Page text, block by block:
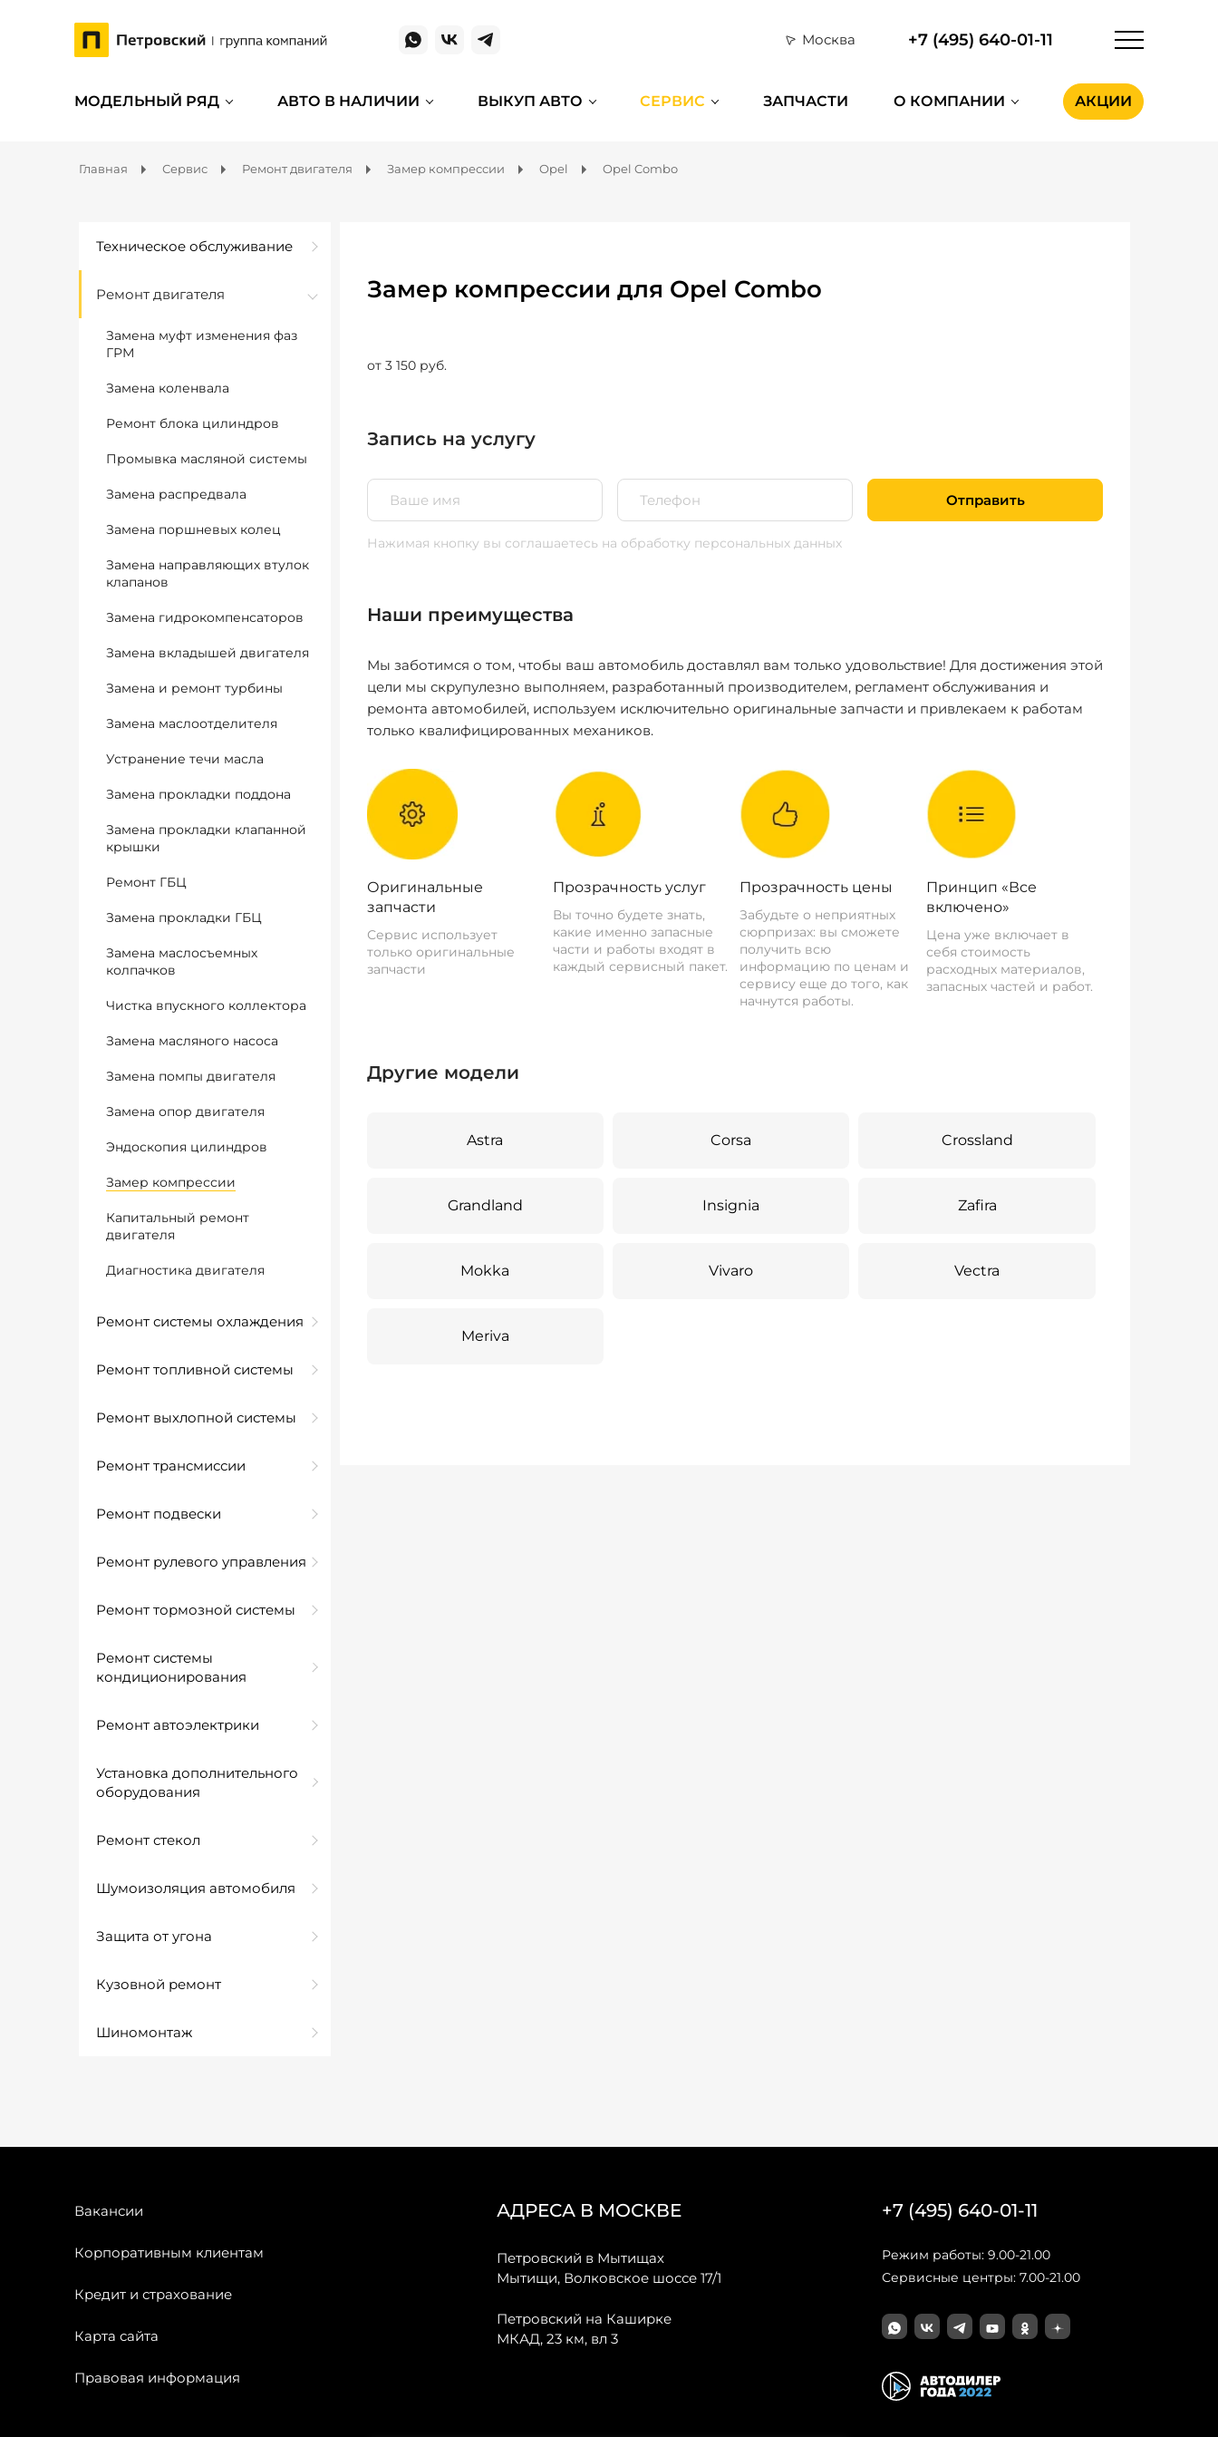
Москва +7 (495) 640-01-11
МОДЕЛЬНЫЙ РЯД АВТО В НАЛИЧИИ ВЫКУП АВТО СЕРВИС ЗАПЧАСТИ О КОМПАНИИ АКЦИИ
Главная Сервис Ремонт двигателя Замер компрессии Opel Opel Combo
Техническое обслуживание
Ремонт двигателя
Замена муфт изменения фаз
ГРМ
Замена коленвала
Ремонт блока цилиндров
Промывка масляной системы
Замена распредвала
Замена поршневых колец
Замена направляющих втулок
клапанов
Замена гидрокомпенсаторов
Замена вкладышей двигателя
Замена и ремонт турбины
Замена маслоотделителя
Устранение течи масла
Замена прокладки поддона
Замена прокладки клапанной
крышки
Ремонт ГБЦ
Замена прокладки ГБЦ
Замена маслосъемных
колпачков
Чистка впускного коллектора
Замена масляного насоса
Замена помпы двигателя
Замена опор двигателя
Эндоскопия цилиндров
Замер компрессии
Капитальный ремонт
двигателя
Диагностика двигателя
Ремонт системы охлаждения
Ремонт топливной системы
Ремонт выхлопной системы
Ремонт трансмиссии
Ремонт подвески
Ремонт рулевого управления
Ремонт тормозной системы
Ремонт системы
кондиционирования
Ремонт автоэлектрики
Установка дополнительного
оборудования
Ремонт стекол
Шумоизоляция автомобиля
Защита от угона
Кузовной ремонт
Шиномонтаж
Замер компрессии для Opel Combo
от 3 150 руб.
Запись на услугу
Отправить
Нажимая кнопку вы соглашаетесь на обработку персональных данных
Наши преимущества
Мы заботимся о том, чтобы ваш автомобиль доставлял вам только удовольствие! Для достижения этой
цели мы скрупулезно выполняем, разработанный производителем, регламент обслуживания и
ремонта автомобилей, используем исключительно оригинальные запчасти и привлекаем к работам
только квалифицированных механиков.
Оригинальные
запчасти
Сервис использует
только оригинальные
запчасти
Прозрачность услуг
Вы точно будете знать,
какие именно запасные
части и работы входят в
каждый сервисный пакет.
Прозрачность цены
Забудьте о неприятных
сюрпризах: вы сможете
получить всю
информацию по ценам и
сервису еще до того, как
начнутся работы.
Принцип «Все
включено»
Цена уже включает в
себя стоимость
расходных материалов,
запасных частей и работ.
Другие модели
Astra Corsa Crossland
Grandland Insignia Zafira
Mokka Vivaro Vectra
Meriva
Вакансии
Корпоративным клиентам
Кредит и страхование
Карта сайта
Правовая информация
АДРЕСА В МОСКВЕ
Петровский в Мытищах
Мытищи, Волковское шоссе 17/1
Петровский на Каширке
МКАД, 23 км, вл 3
+7 (495) 640-01-11
Режим работы: 9.00-21.00
Сервисные центры: 7.00-21.00